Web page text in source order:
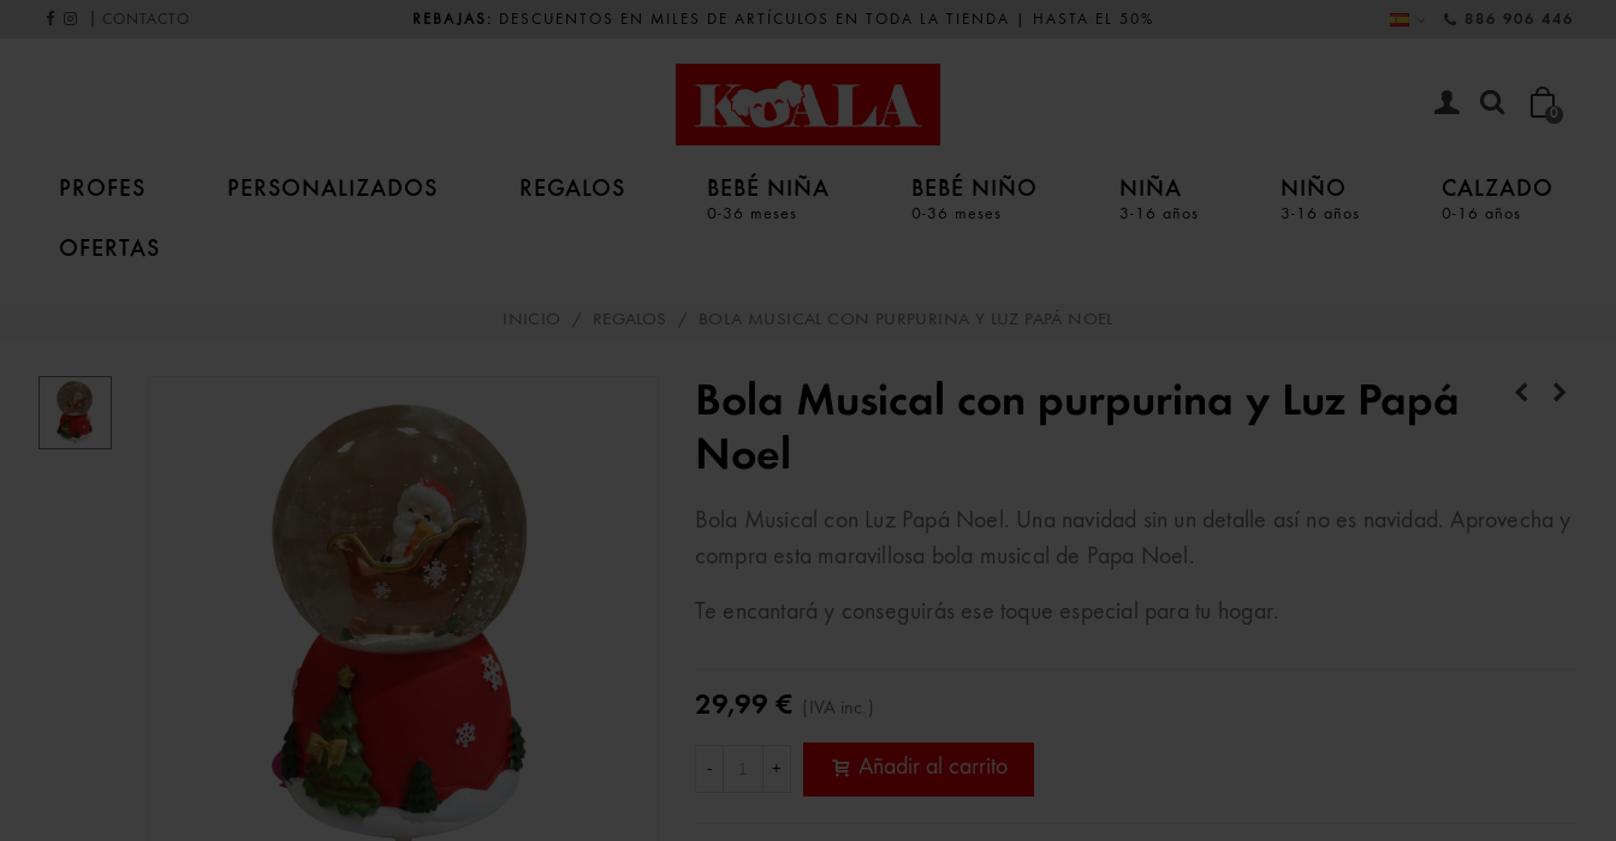
CONTACTO REBAJAS: DESCUENTOS EN MILES DE ARTÍCULOS EN TODA LA TIENDA | HASTA EL 50% 886 906 446
0
PROFES PERSONALIZADOS REGALOS BEBÉ NIÑA
0-36 meses
BEBÉ NIÑO
0-36 meses
NIÑA
3-16 años
NIÑO
3-16 años
CALZADO
0-16 años
OFERTAS
INICIO / REGALOS / BOLA MUSICAL CON PURPURINA Y LUZ PAPÁ NOEL
Bola Musical con purpurina y Luz Papá
Noel
Bola Musical con Luz Papá Noel. Una navidad sin un detalle así no es navidad. Aprovecha y
compra esta maravillosa bola musical de Papa Noel.
Te encantará y conseguirás ese toque especial para tu hogar.
29,99 € (IVA inc.)
- + Añadir al carrito